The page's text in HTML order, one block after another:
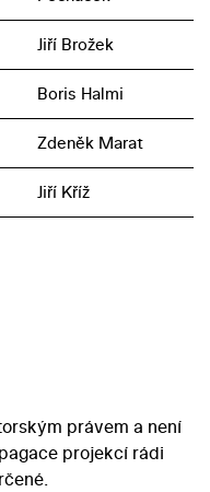
Jiří Brožek
Boris Halmi
Zdeněk Marat
Jiří Kříž
právem a není
projekcí rádi